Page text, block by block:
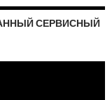
СЕРВИСНЫЙ